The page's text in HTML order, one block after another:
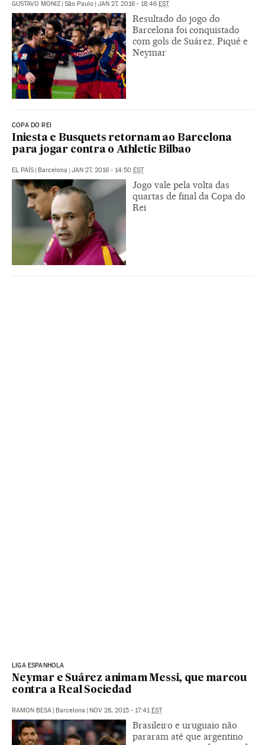
GUSTAVO MONIZ | São Paulo | JAN 27, 2016 - 18:46 EST
Resultado do jogo do
Barcelona foi conquistado
com gols de Suárez, Piqué e
Neymar
COPA DO REI
Iniesta e Busquets retornam ao Barcelona
para jogar contra o Athletic Bilbao
EL PAÍS | Barcelona | JAN 27, 2016 - 14:50 EST
Jogo vale pela volta das
quartas de final da Copa do
Rei
LIGA ESPANHOLA
Neymar e Suárez animam Messi, que marcou
contra a Real Sociedad
RAMON BESA | Barcelona | NOV 28, 2015 - 17:41 EST
Brasileiro e uruguaio não
pararam até que argentino